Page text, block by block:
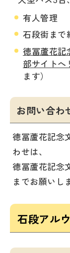
有人管理
石段街まで
徳冨蘆花記
部サイトへ
ます）
お問い合わ
徳冨蘆花記念
わせは、
徳冨蘆花記念
までお願いし
石段アル